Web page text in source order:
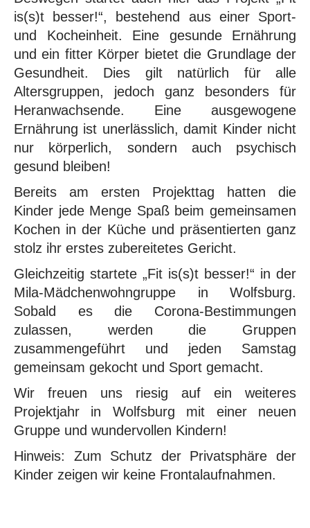
is(s)t besser!“, bestehend aus einer Sport-
und Kocheinheit. Eine gesunde Ernährung
und ein fitter Körper bietet die Grundlage der
Gesundheit. Dies gilt natürlich für alle
Altersgruppen, jedoch ganz besonders für
Heranwachsende. Eine ausgewogene
Ernährung ist unerlässlich, damit Kinder nicht
nur körperlich, sondern auch psychisch
gesund bleiben!
Bereits am ersten Projekttag hatten die
Kinder jede Menge Spaß beim gemeinsamen
Kochen in der Küche und präsentierten ganz
stolz ihr erstes zubereitetes Gericht.
Gleichzeitig startete „Fit is(s)t besser!“ in der
Mila-Mädchenwohngruppe in Wolfsburg.
Sobald es die Corona-Bestimmungen
zulassen, werden die Gruppen
zusammengeführt und jeden Samstag
gemeinsam gekocht und Sport gemacht.
Wir freuen uns riesig auf ein weiteres
Projektjahr in Wolfsburg mit einer neuen
Gruppe und wundervollen Kindern!
Hinweis: Zum Schutz der Privatsphäre der
Kinder zeigen wir keine Frontalaufnahmen.